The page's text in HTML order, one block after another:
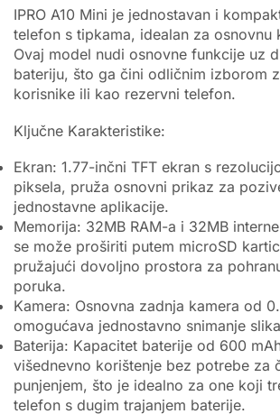
IPRO A10 Mini je jednostavan i
telefon s tipkama, idealan za osnovnu
Ovaj model nudi osnovne funkcije uz
bateriju, što ga čini odličnim izborom
korisnike ili kao rezervni telefon.
Ključne Karakteristike:
Ekran: 1.77-inčni TFT ekran s
piksela, pruža osnovni prikaz za
jednostavne aplikacije.
Memorija: 32MB RAM-a i 32MB
se može proširiti putem microSD
pružajući dovoljno prostora za
poruka.
Kamera: Osnovna zadnja kamera od
omogućava jednostavno snimanje
Baterija: Kapacitet baterije od 600
višednevno korištenje bez potrebe za
punjenjem, što je idealno za one koji
telefon s dugim trajanjem baterije.